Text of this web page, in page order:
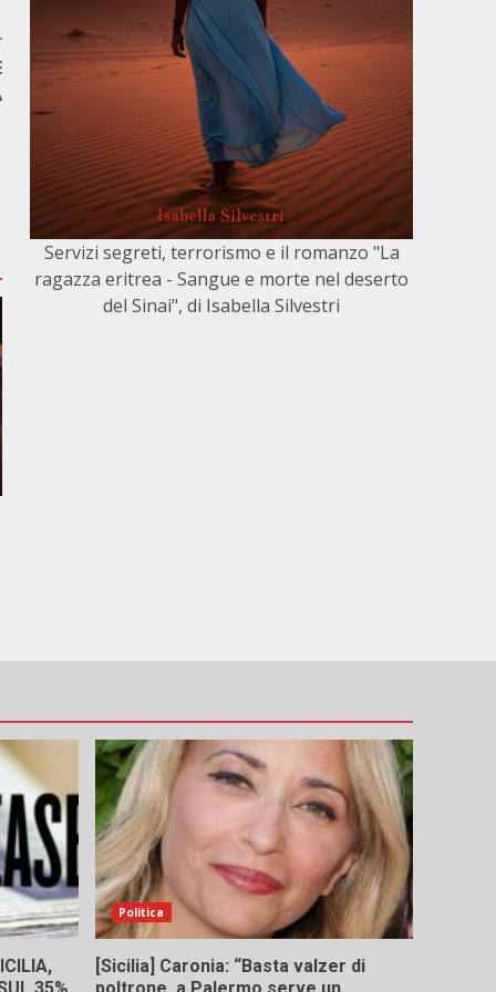
Servizi segreti, terrorismo e il romanzo "La
ragazza eritrea - Sangue e morte nel deserto
del Sinai", di Isabella Silvestri
Politica
[Sicilia] Caronia: “Basta valzer di